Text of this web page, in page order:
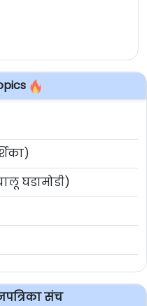
घडामोडी)
संच